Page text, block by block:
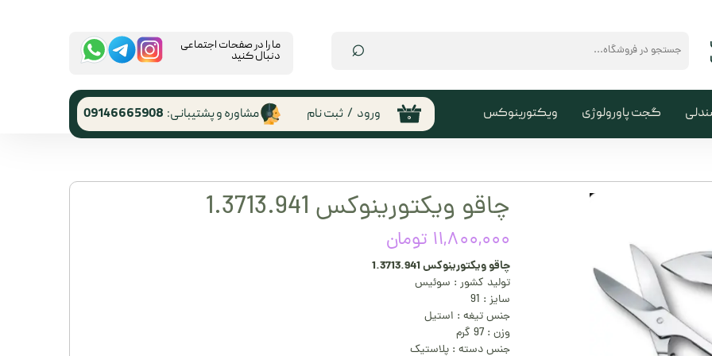
⌕
گجت پاورولوژی ویکتورینوکس ۰ ورود / ثبت نام
حساب کاربری
تغییر گذر واژه
سفارشات
مشاوره و پشتیبانی: 09146665908
​ما را در صفحات اجتماعی
دنبال کنید
چاقو ویکتورینوکس 1.3713.941
۱۱,۸۰۰,۰۰۰ تومان
چاقو ویکتورینوکس 1.3713.941
تولید کشور : سوئیس
سایز : 91
جنس تیغه : استیل
وزن : 97 گرم
جنس دسته : پلاستیک